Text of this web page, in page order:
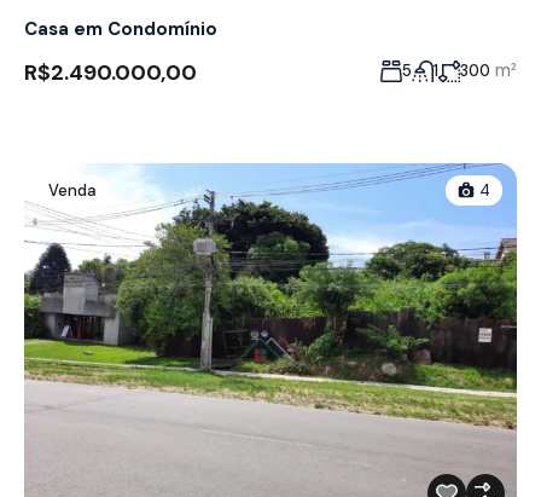
Casa em Condomínio
R$2.490.000,00 5 1 300 m²
Venda 4